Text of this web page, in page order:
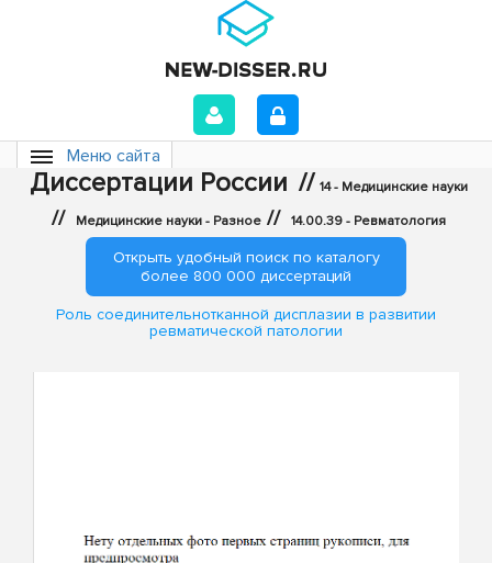
Меню сайта
Диссертации России // 14 - Медицинские науки
// Медицинские науки - Разное // 14.00.39 - Ревматология
Открыть удобный поиск по каталогу
более 800 000 диссертаций
Роль соединительнотканной дисплазии в развитии
ревматической патологии